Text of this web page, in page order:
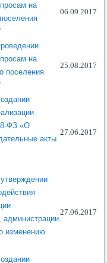
на
06.09.2017
на
поселения
25.08.2017
ФЗ «О
акты
27.06.2017
администрации
изменению
27.06.2017